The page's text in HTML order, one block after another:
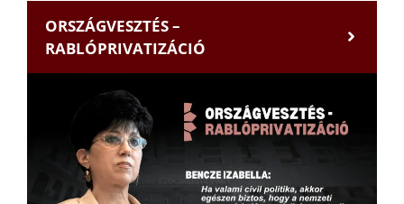
ORSZÁGVESZTÉS –
RABLÓPRIVATIZÁCIÓ